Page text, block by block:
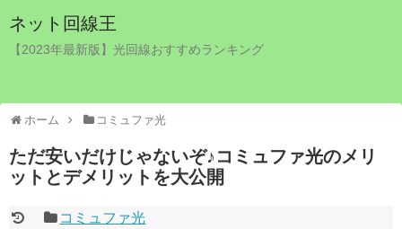
ネット回線王
【2023年最新版】光回線おすすめランキング
ホーム コミュファ光
ただ安いだけじゃないぞ♪コミュファ光のメリ
ットとデメリットを大公開
コミュファ光